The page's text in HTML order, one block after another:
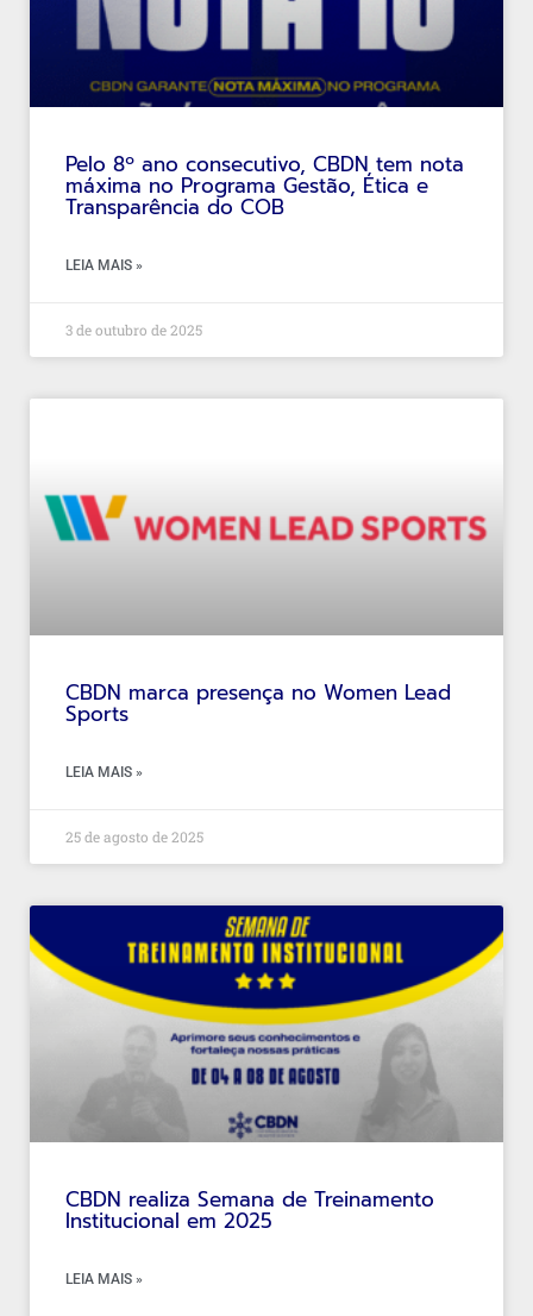
Pelo 8º ano consecutivo, CBDN tem nota
máxima no Programa Gestão, Ética e
Transparência do COB
LEIA MAIS »
3 de outubro de 2025
CBDN marca presença no Women Lead
Sports
LEIA MAIS »
25 de agosto de 2025
CBDN realiza Semana de Treinamento
Institucional em 2025
LEIA MAIS »